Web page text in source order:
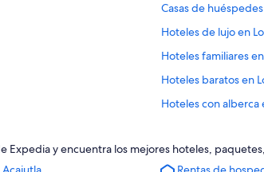
Casas de
Hoteles de lujo en
Hoteles familiares
Hoteles baratos en
Hoteles con alberca
Hoteles en Los
Expedia y encuentra los mejores hoteles,